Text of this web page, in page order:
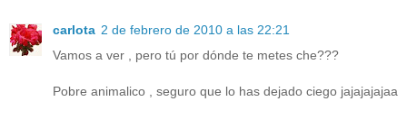
carlota 2 de febrero de 2010 a las 22:21
Vamos a ver , pero tú por dónde te metes che???
Pobre animalico , seguro que lo has dejado ciego jajajajajaa